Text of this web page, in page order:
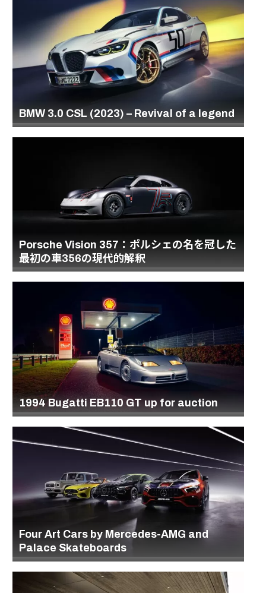
BMW 3.0 CSL (2023) – Revival of a legend
Porsche Vision 357：ポルシェの名を冠した
最初の車356の現代的解釈
1994 Bugatti EB110 GT up for auction
Four Art Cars by Mercedes-AMG and
Palace Skateboards